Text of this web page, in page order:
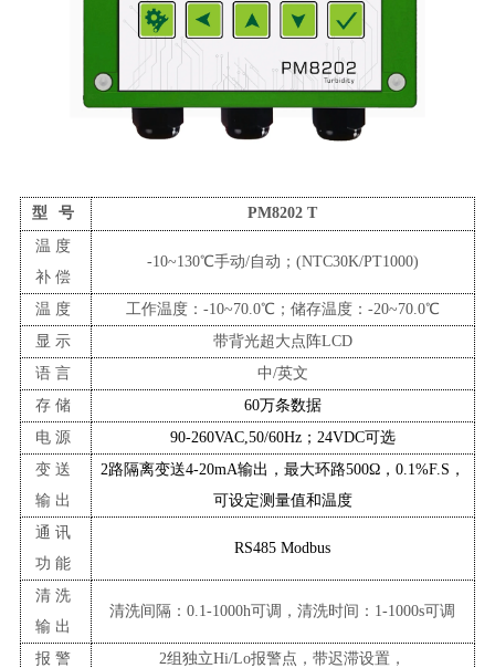
型 号 PM8202 T
温度
补偿
-10~130℃手动/自动；(NTC30K/PT1000)
温度 工作温度： -10~70.0℃；储存温度：-20~70.0℃
显示
带背光超大点阵LCD
语言
中/英文
存储
60万条数据
电源
90-260VAC,50/60Hz；24VDC可选
变送
输出
2路隔离变送4-20mA输出，最大环路500Ω，0.1%F.S，
可设定测量值和温度
通讯
功能
RS485 Modbus
清洗
输出
清洗间隔：0.1-1000h可调，清洗时间：1-1000s可调
报警
2组独立Hi/Lo报警点，带迟滞设置 ，